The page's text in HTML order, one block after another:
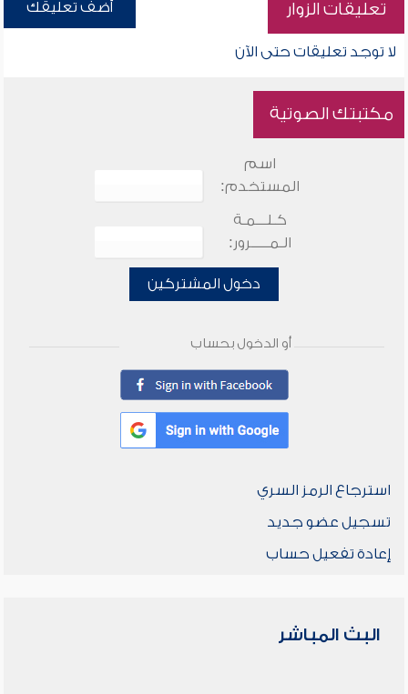
تعليقات الزوار أضف تعليقك
لا توجد تعليقات حتى الآن
مكتبتك الصوتية
اسم
المستخدم:
كـلـــمـة
الـمـــــرور:
دخول المشتركين
أو الدخول بحساب
استرجاع الرمز السري
تسجيل عضو جديد
إعادة تفعيل حساب
البث المباشر